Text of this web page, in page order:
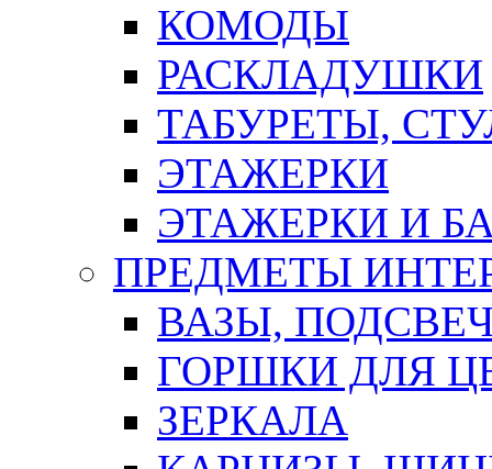
КОМОДЫ
РАСКЛАДУШКИ
ТАБУРЕТЫ,
ЭТАЖЕРКИ
ЭТАЖЕРКИ И
ПРЕДМЕТЫ
ВАЗЫ,
ГОРШКИ ДЛЯ
ЗЕРКАЛА